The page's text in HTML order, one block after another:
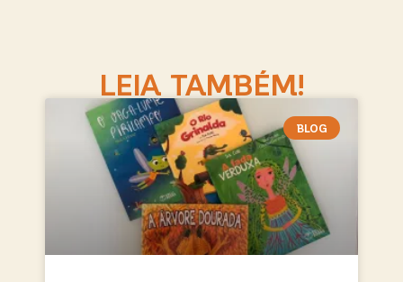
LEIA TAMBÉM!
BLOG